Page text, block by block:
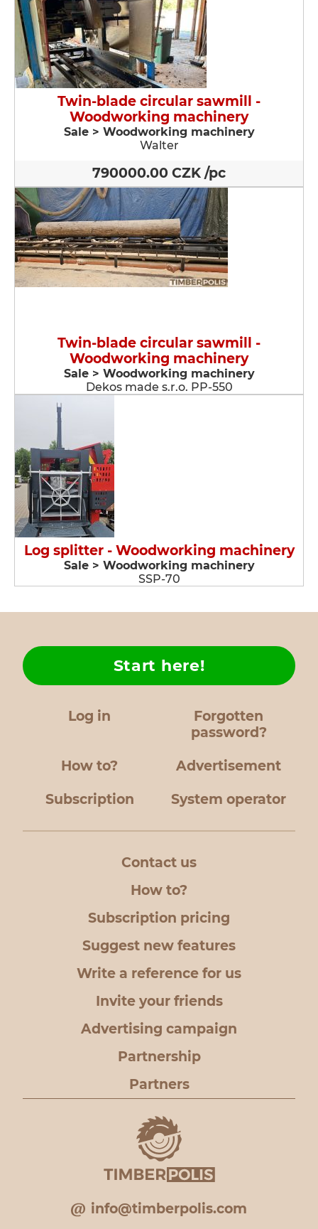
Twin-blade circular sawmill -
Woodworking machinery
Sale > Woodworking machinery
Walter
790000.00 CZK /pc
Twin-blade circular sawmill -
Woodworking machinery
Sale > Woodworking machinery
Dekos made s.r.o. PP-550
Log splitter - Woodworking machinery
Sale > Woodworking machinery
SSP-70
Log in
Forgotten
password?
How to?
Start here!
Advertisement
Subscription System operator
Contact us
How to?
Subscription pricing
Suggest new features
Write a reference for us
Invite your friends
Advertising campaign
Partnership
Partners
info@timberpolis.com